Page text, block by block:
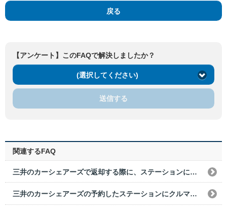
戻る
【アンケート】このFAQで解決しましたか？
(選択してください)
送信する
関連するFAQ
三井のカーシェアーズで返却する際に、ステーションに他のクルマが停まっていた。どうすればいいですか？
三井のカーシェアーズの予約したステーションにクルマがない。どうすればいいですか？